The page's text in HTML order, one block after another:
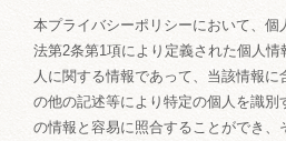
本プライバシーポリシーにおいて、個
法第2条第1項により定義された個人
人に関する情報であって、当該情報
の他の記述等により特定の個人を識別
の情報と容易に照合することができ、